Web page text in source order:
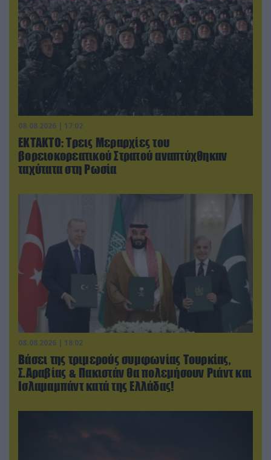
08.08.2026 | 17:02
ΕΚΤΑΚΤΟ: Τρεις Μεραρχίες του
βορειοκορεατικού Στρατού αναπτύχθηκαν
ταχύτατα στη Ρωσία
08.08.2026 | 18:02
Βάσει της τριμερούς συμφωνίας Τουρκίας,
Σ.Αραβίας & Πακιστάν θα πολεμήσουν Ριάντ και
Ισλαμαμπάντ κατά της Ελλάδας!